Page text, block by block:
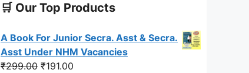
🛒 Our Top Products
A Book For Junior Secra. Asst & Secra.
Asst Under NHM Vacancies
₹299.00 Original
₹191.00